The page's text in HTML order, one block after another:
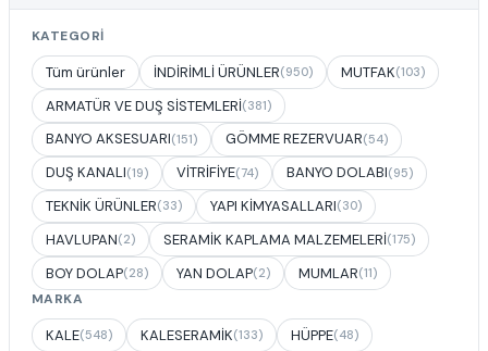
KATEGORI
Tüm ürünler İNDİRİMLİ ÜRÜNLER(950) MUTFAK(103)
ARMATÜR VE DUŞ SİSTEMLERİ(381)
BANYO AKSESUARI(151) GÖMME REZERVUAR(54)
DUŞ KANALI(19) VİTRİFİYE(74) BANYO DOLABI(95)
TEKNİK ÜRÜNLER(33) YAPI KİMYASALLARI(30)
HAVLUPAN(2) SERAMİK KAPLAMA MALZEMELERİ(175)
BOY DOLAP(28) YAN DOLAP(2) MUMLAR(11)
MARKA
KALE(548) KALESERAMİK(133) HÜPPE(48)